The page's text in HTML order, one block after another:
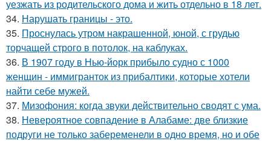
уезжать из родительского дома и жить отдельно в 18 лет.
34. Нарушать границы - это.
35. Проснулась утром накрашенной, юной, с грудью
торчащей строго в потолок, на каблуках.
36. В 1907 году в Нью-йорк прибыло судно с 1000
женщин - иммигранток из прибалтики, которые хотели
найти себе мужей.
37. Мизофония: когда звуки действительно сводят с ума.
38. Невероятное совпадение в Алабаме: две близкие
подруги не только забеременели в одно время, но и обе